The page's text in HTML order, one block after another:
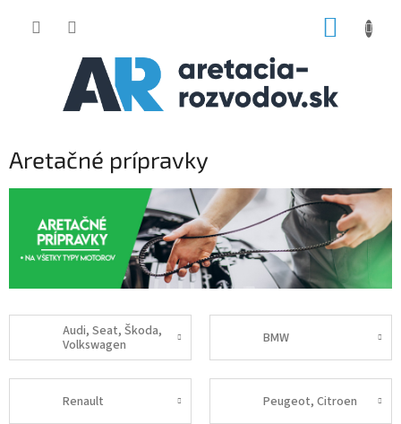
Aretačné prípravky
Audi, Seat, Škoda,
Volkswagen
BMW
Renault Peugeot, Citroen